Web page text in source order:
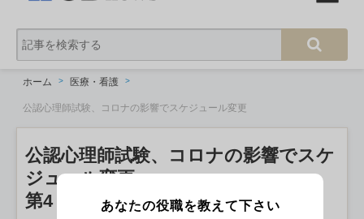
ホーム 医療・看護
公認心理師試験、コロナの影響でスケジュール変更
公認心理師試験、コロナの影響でスケ
ジュール変更
第4－7回試験の実施予定の時期示す
あなたの役職を教えて下さい